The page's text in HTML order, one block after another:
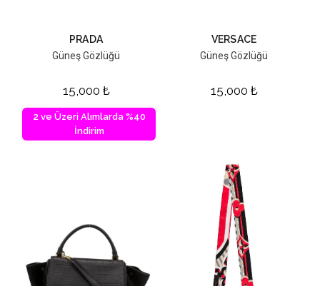
PRADA
Güneş Gözlüğü
15,000 ₺
2 ve Üzeri Alımlarda %40
İndirim
VERSACE
Güneş Gözlüğü
15,000 ₺